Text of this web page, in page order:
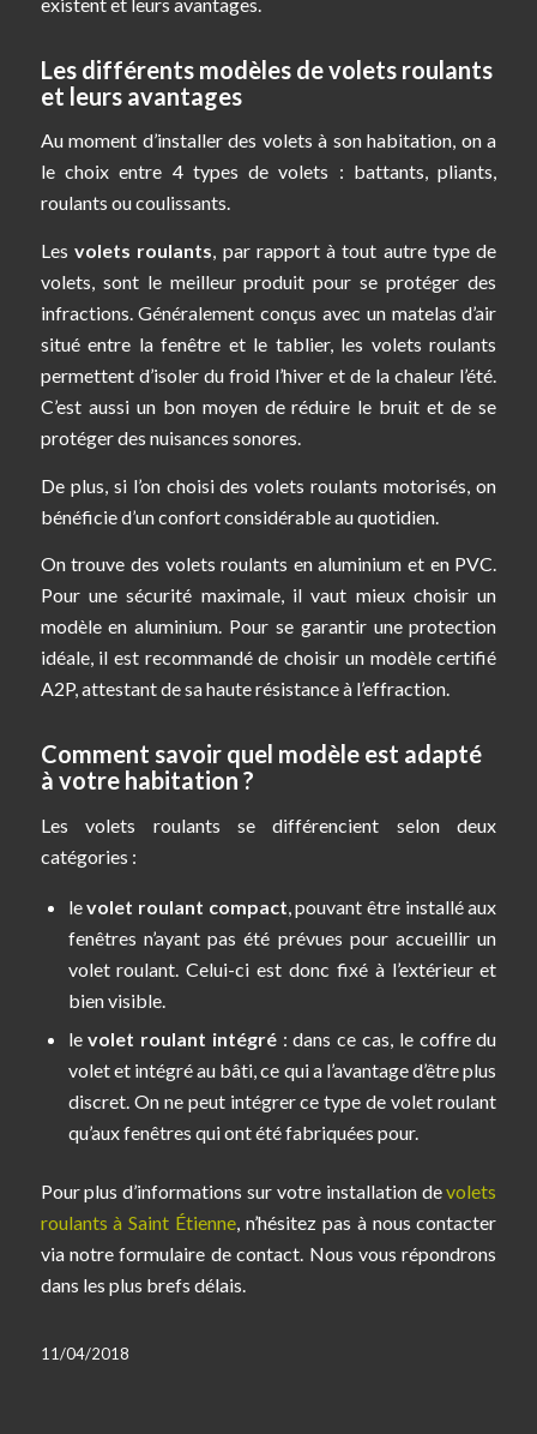
Les différents modèles de volets roulants
et leurs avantages
Au moment d’installer des volets à son habitation, on a
le choix entre 4 types de volets : battants, pliants,
roulants ou coulissants.
Les volets roulants, par rapport à tout autre type de
volets, sont le meilleur produit pour se protéger des
infractions. Généralement conçus avec un matelas d’air
situé entre la fenêtre et le tablier, les volets roulants
permettent d’isoler du froid l’hiver et de la chaleur l’été.
C’est aussi un bon moyen de réduire le bruit et de se
protéger des nuisances sonores.
De plus, si l’on choisi des volets roulants motorisés, on
bénéficie d’un confort considérable au quotidien.
On trouve des volets roulants en aluminium et en PVC.
Pour une sécurité maximale, il vaut mieux choisir un
modèle en aluminium. Pour se garantir une protection
idéale, il est recommandé de choisir un modèle certifié
A2P, attestant de sa haute résistance à l’effraction.
Comment savoir quel modèle est adapté
à votre habitation ?
Les volets roulants se différencient selon deux
catégories :
levolet roulant compact, pouvant être installé aux
fenêtres n’ayant pas été prévues pour accueillir un
volet roulant. Celui-ci est donc fixé à l’extérieur et
bien visible.
levolet roulant intégré: dans ce cas, le coffre du
volet et intégré au bâti, ce qui a l’avantage d’être plus
discret. On ne peut intégrer ce type de volet roulant
qu’aux fenêtres qui ont été fabriquées pour.
Pour plus d’informations sur votre installation devolets
roulants à Saint Étienne, n’hésitez pas à nous contacter
via notre formulaire de contact. Nous vous répondrons
dans les plus brefs délais.
11/04/2018